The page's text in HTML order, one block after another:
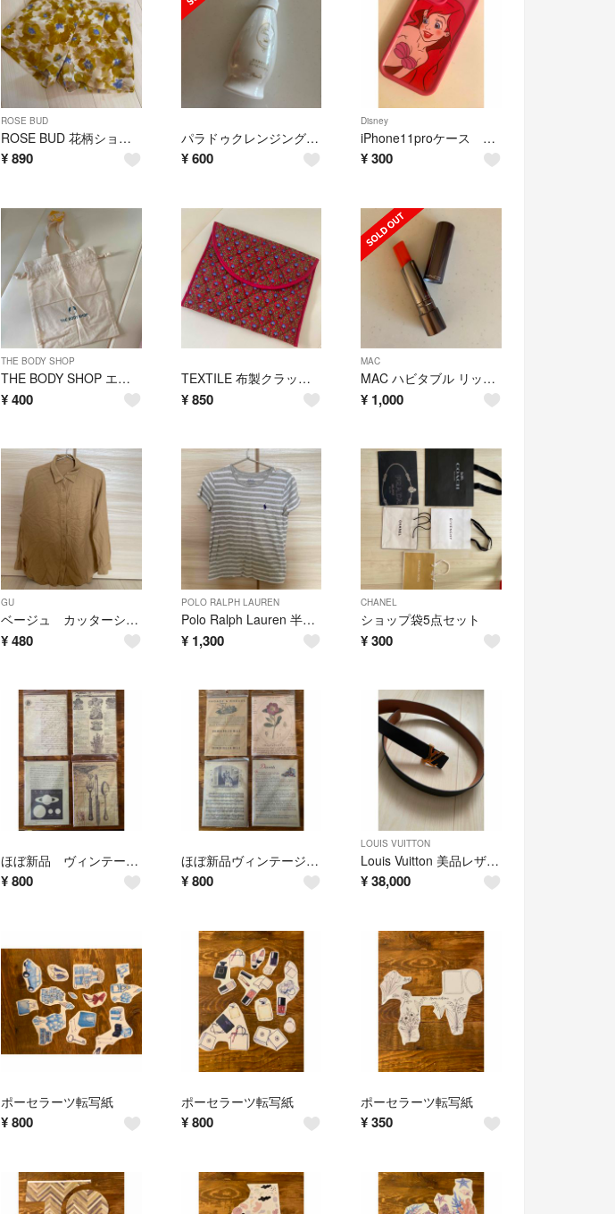
ROSE BUD
ROSE BUD 花柄ショートパンツ
¥890
パラドゥクレンジングミルク ポンプ式
¥ 600
Disney
iPhone11proケース ディズニーアリエル
¥300
THE BODY SHOP
THE BODY SHOP エコバッグ ホワイト
¥400
TEXTILE 布製クラッチ風ポーチ
¥ 850
MAC
MAC ハビタブル リップスティック オレンジ
¥ 1,000
GU
ベージュ カッターシャツ
¥480
POLO RALPH LAUREN
Polo Ralph Lauren 半袖Tシャツ XS グレー
¥ 1,300
CHANEL
ショップ袋5点セット
¥300
ほぼ新品 ヴィンテージクラフト紙セット
¥800
ほぼ新品ヴィンテージクラフト紙セット
¥ 800
LOUIS VUITTON
Louis Vuitton 美品レザーベルト ブラック/ブラウン
¥38,000
ポーセラーツ転写紙
¥800
ポーセラーツ転写紙
¥ 800
ポーセラーツ転写紙
¥350